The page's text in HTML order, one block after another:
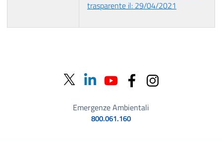
trasparente il: 29/04/2021
Emergenze Ambientali
800.061.160